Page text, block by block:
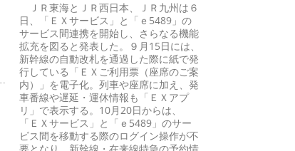
ＪＲ東海とＪＲ西日本、ＪＲ九州は６
日、「ＥＸサービス」と「ｅ5489」の
サービス間連携を開始し、さらなる機能
拡充を図ると発表した。９月15日には、
新幹線の自動改札を通過した際に紙で発
行している「ＥＸご利用票（座席のご案
内）」を電子化。列車や座席に加え、発
車番線や遅延・運休情報も「ＥＸアプ
リ」で表示する。10月20日からは、
「ＥＸサービス」と「ｅ5489」のサー
ビス間を移動する際のログイン操作が不